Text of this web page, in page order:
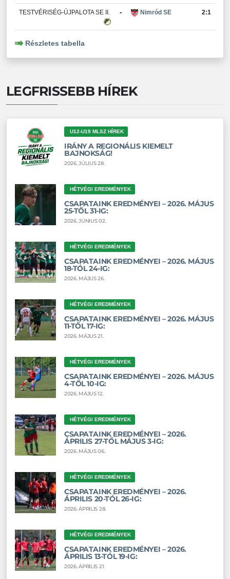
TESTVÉRISÉG-ÚJPALOTA SE II. - Nimród SE 2:1
Részletes tabella
LEGFRISSEBB HÍREK
U12-U19 MLSZ HÍREK
IRÁNY A REGIONÁLIS KIEMELT
BAJNOKSÁG!
2026. JÚLIUS 28.
HÉTVÉGI EREDMÉNYEK
CSAPATAINK EREDMÉNYEI – 2026. MÁJUS
25-TŐL 31-IG:
2026. JÚNIUS 02.
HÉTVÉGI EREDMÉNYEK
CSAPATAINK EREDMÉNYEI – 2026. MÁJUS
18-TÓL 24-IG:
2026. MÁJUS 26.
HÉTVÉGI EREDMÉNYEK
CSAPATAINK EREDMÉNYEI – 2026. MÁJUS
11-TŐL 17-IG:
2026. MÁJUS 21.
HÉTVÉGI EREDMÉNYEK
CSAPATAINK EREDMÉNYEI – 2026. MÁJUS
4-TŐL 10-IG:
2026. MÁJUS 12.
HÉTVÉGI EREDMÉNYEK
CSAPATAINK EREDMÉNYEI – 2026.
ÁPRILIS 27-TŐL MÁJUS 3-IG:
2026. MÁJUS 06.
HÉTVÉGI EREDMÉNYEK
CSAPATAINK EREDMÉNYEI – 2026.
ÁPRILIS 20-TÓL 26-IG:
2026. ÁPRILIS 28.
HÉTVÉGI EREDMÉNYEK
CSAPATAINK EREDMÉNYEI – 2026.
ÁPRILIS 13-TÓL 19-IG:
2026. ÁPRILIS 21.